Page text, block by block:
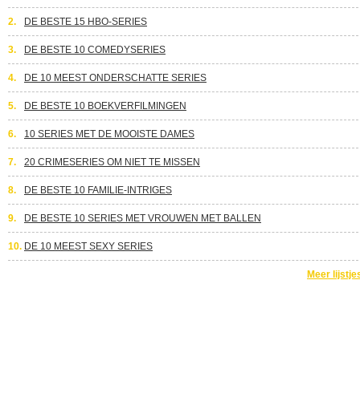
2. DE BESTE 15 HBO-SERIES
3. DE BESTE 10 COMEDYSERIES
4. DE 10 MEEST ONDERSCHATTE SERIES
5. DE BESTE 10 BOEKVERFILMINGEN
6. 10 SERIES MET DE MOOISTE DAMES
7. 20 CRIMESERIES OM NIET TE MISSEN
8. DE BESTE 10 FAMILIE-INTRIGES
9. DE BESTE 10 SERIES MET VROUWEN MET BALLEN
10. DE 10 MEEST SEXY SERIES
Meer